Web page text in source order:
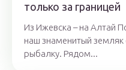
только за границей
Из Ижевска – на Алтай
наш знаменитый
рыбалку. Рядом...